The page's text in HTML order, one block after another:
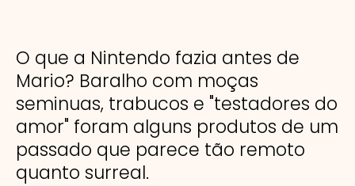
O que a Nintendo fazia antes de
Mario? Baralho com moças
seminuas, trabucos e "testadores do
amor" foram alguns produtos de um
passado que parece tão remoto
quanto surreal.